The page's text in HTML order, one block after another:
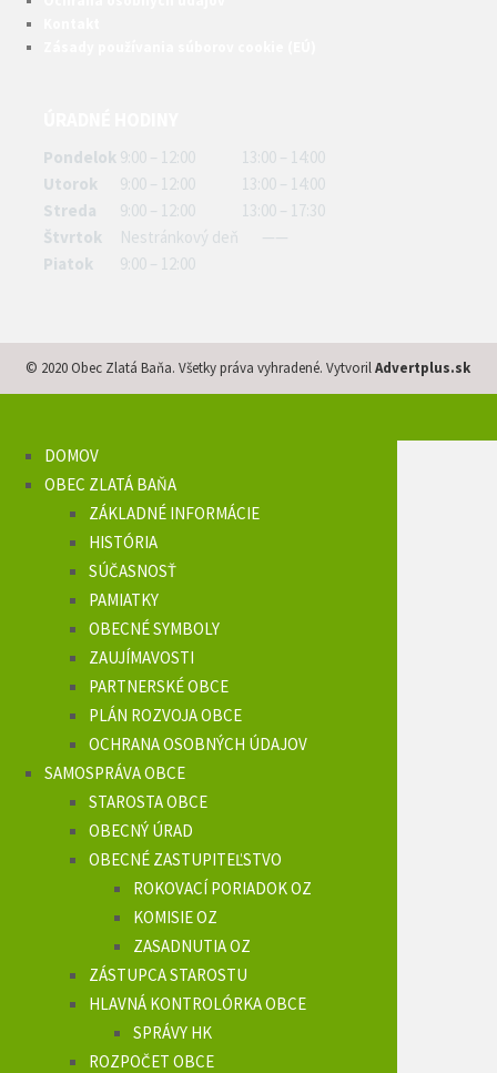
Pondelok 9:00 – 12:00
13:00 – 14:00
Utorok
9:00 – 12:00
13:00 – 14:00
Streda
9:00 – 12:00
13:00 – 17:30
Štvrtok
Nestránkový deň ——
Piatok
9:00 – 12:00
© 2020 Obec Zlatá Baňa. Všetky práva vyhradené. VytvorilAdvertplus.sk
DOMOV
OBEC ZLATÁ BAŇA
ZÁKLADNÉ INFORMÁCIE
HISTÓRIA
SÚČASNOSŤ
PAMIATKY
OBECNÉ SYMBOLY
ZAUJÍMAVOSTI
PARTNERSKÉ OBCE
PLÁN ROZVOJA OBCE
OCHRANA OSOBNÝCH ÚDAJOV
SAMOSPRÁVA OBCE
STAROSTA OBCE
OBECNÝ ÚRAD
OBECNÉ ZASTUPITEĽSTVO
ROKOVACÍ PORIADOK OZ
KOMISIE OZ
ZASADNUTIA OZ
ZÁSTUPCA STAROSTU
HLAVNÁ KONTROLÓRKA OBCE
SPRÁVY HK
ROZPOČET OBCE